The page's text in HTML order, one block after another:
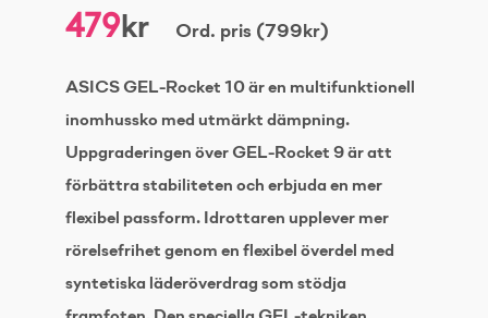
479kr Ord. pris (799kr)
ASICS GEL-Rocket 10 är en multifunktionell
inomhussko med utmärkt dämpning.
Uppgraderingen över GEL-Rocket 9 är att
förbättra stabiliteten och erbjuda en mer
flexibel passform. Idrottaren upplever mer
rörelsefrihet genom en flexibel överdel med
syntetiska läderöverdrag som stödja